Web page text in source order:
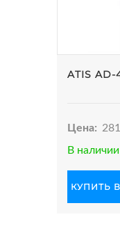
ATIS
Цена:
В наличии
КУПИТЬ